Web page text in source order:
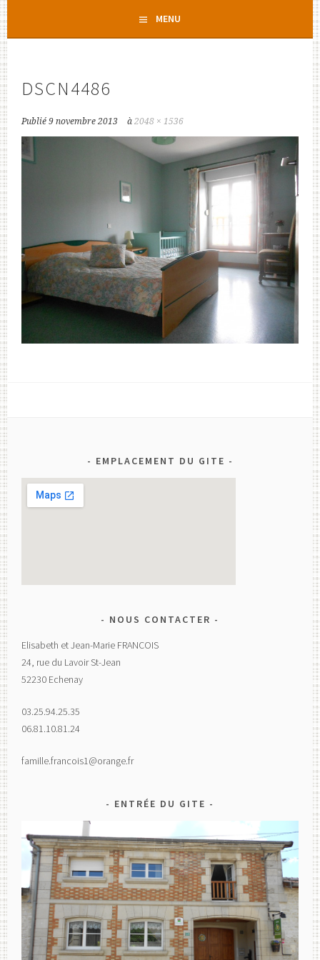
contenu
MENU
DSCN4486
Publié9 novembre 2013 à2048 × 1536
EMPLACEMENT DU GITE
NOUS CONTACTER
Elisabeth et Jean-Marie FRANCOIS
24, rue du Lavoir St-Jean
52230 Echenay
03.25.94.25.35
06.81.10.81.24
famille.francois1@orange.fr
ENTRÉE DU GITE